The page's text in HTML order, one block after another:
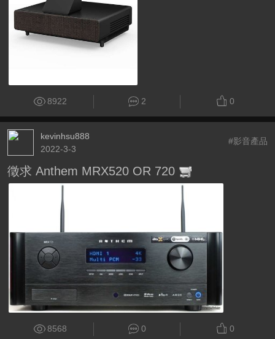
8922 2 0
kevinhsu888
2022-3-3
#影音產品
徵求 Anthem MRX520 OR 720
8568 0 0